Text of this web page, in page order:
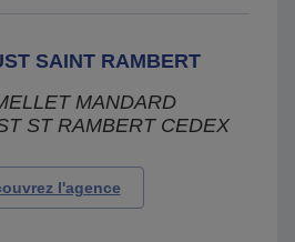
SAINT RAMBERT
MANDARD
ST RAMBERT CEDEX
l'agence